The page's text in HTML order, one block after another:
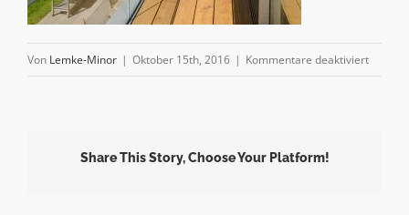
Von Lemke-Minor | Oktober 15th, 2016 | Kommentare deaktiviertfür
Share This Story, Choose Your Platform!